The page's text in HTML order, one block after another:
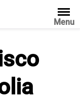
Menu